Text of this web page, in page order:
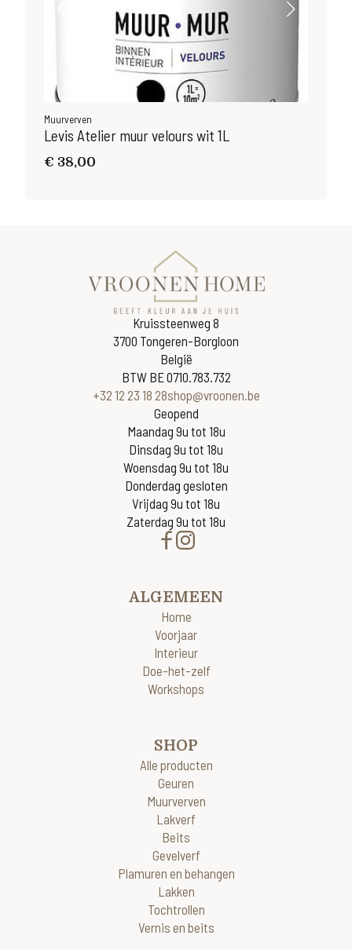
Muurverven
Levis Atelier muur velours wit 1L
€ 38,00
Kruissteenweg 8
3700 Tongeren-Borgloon
België
BTW BE 0710.783.732
+32 12 23 18 28shop@vroonen.be
Geopend
Maandag 9u tot 18u
Dinsdag 9u tot 18u
Woensdag 9u tot 18u
Donderdag gesloten
Vrijdag 9u tot 18u
Zaterdag 9u tot 18u
ALGEMEEN
Home
Voorjaar
Interieur
Doe-het-zelf
Workshops
SHOP
Alle producten
Geuren
Muurverven
Lakverf
Beits
Gevelverf
Plamuren en behangen
Lakken
Tochtrollen
Vernis en beits